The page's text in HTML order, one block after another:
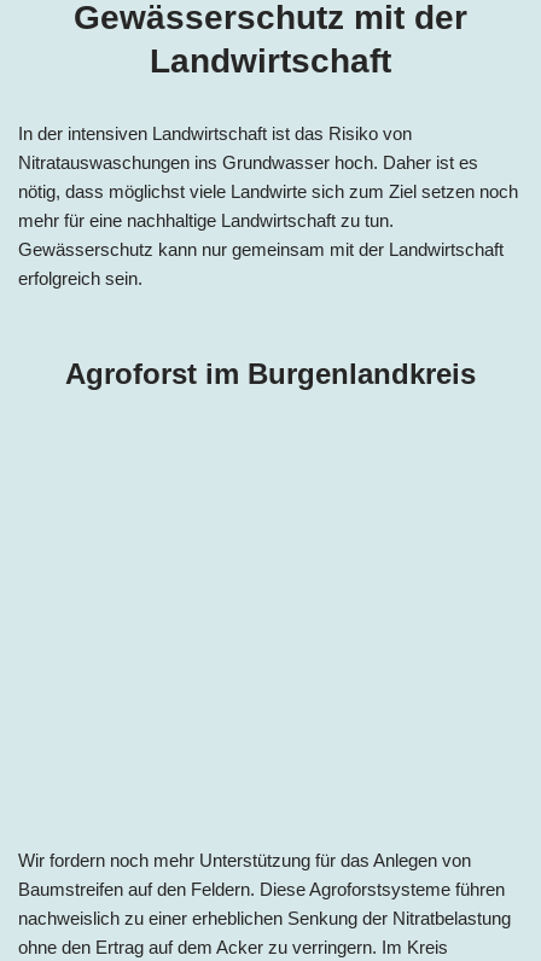
Gewässerschutz mit der
Landwirtschaft
In der intensiven Landwirtschaft ist das Risiko von
Nitratauswaschungen ins Grundwasser hoch. Daher ist es
nötig, dass möglichst viele Landwirte sich zum Ziel setzen noch
mehr für eine nachhaltige Landwirtschaft zu tun.
Gewässerschutz kann nur gemeinsam mit der Landwirtschaft
erfolgreich sein.
Agroforst im Burgenlandkreis
Wir fordern noch mehr Unterstützung für das Anlegen von
Baumstreifen auf den Feldern. Diese Agroforstsysteme führen
nachweislich zu einer erheblichen Senkung der Nitratbelastung
ohne den Ertrag auf dem Acker zu verringern. Im Kreis